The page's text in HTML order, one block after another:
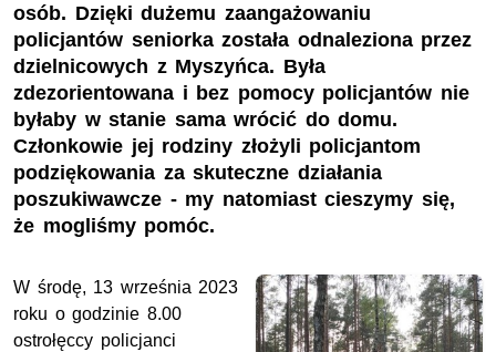
osób. Dzięki dużemu zaangażowaniu
policjantów seniorka została odnaleziona przez
dzielnicowych z Myszyńca. Była
zdezorientowana i bez pomocy policjantów nie
byłaby w stanie sama wrócić do domu.
Członkowie jej rodziny złożyli policjantom
podziękowania za skuteczne działania
poszukiwawcze - my natomiast cieszymy się,
że mogliśmy pomóc.
W środę, 13 września 2023
roku o godzinie 8.00
ostrołęccy policjanci